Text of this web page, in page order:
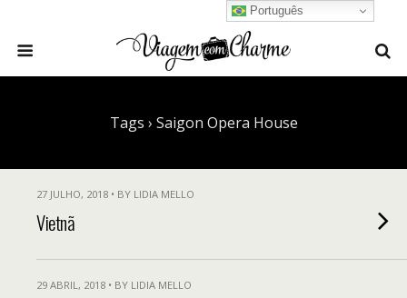
Tags › Saigon Opera House
27 JULHO, 2018 • BY LIDIA MELLO
Vietnã
29 ABRIL, 2018 • BY LIDIA MELLO
Português